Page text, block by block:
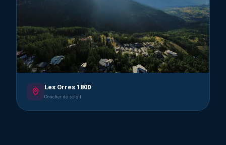
Les Orres 1800
Coucher de soleil